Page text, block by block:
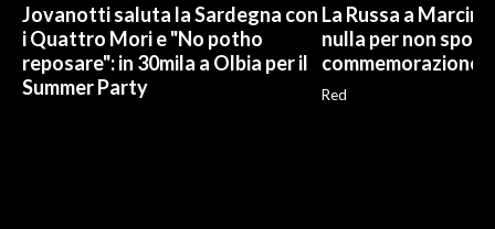
Jovanotti saluta la Sardegna con
i Quattro Mori e "No potho
reposare": in 30mila a Olbia per il
Summer Party
La Russa a
nulla per non
commemorazione
Red